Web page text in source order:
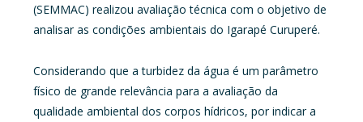
(SEMMAC) realizou avaliação técnica com o objetivo de
analisar as condições ambientais do Igarapé Curuperé.
Considerando que a turbidez da água é um parâmetro
físico de grande relevância para a avaliação da
qualidade ambiental dos corpos hídricos, por indicar a